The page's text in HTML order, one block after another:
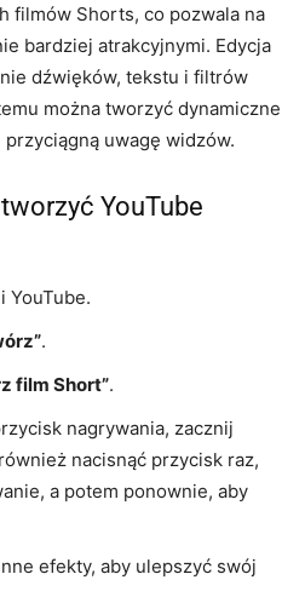
filmów Shorts, co pozwala na
bardziej atrakcyjnymi. Edycja
dźwięków, tekstu i filtrów
można tworzyć dynamiczne
uwagę widzów.
YouTube
YouTube.
.
film Short”.
nagrywania, zacznij
nacisnąć przycisk raz,
a potem ponownie, aby
efekty, aby ulepszyć swój